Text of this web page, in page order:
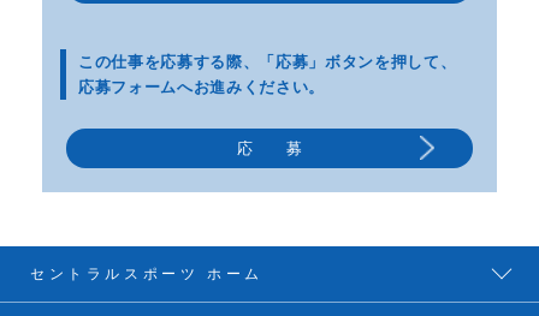
この仕事を応募する際、
「応募」ボタンを押して、
応募フォームへお進みください。
応 募
セントラルスポーツ ホーム